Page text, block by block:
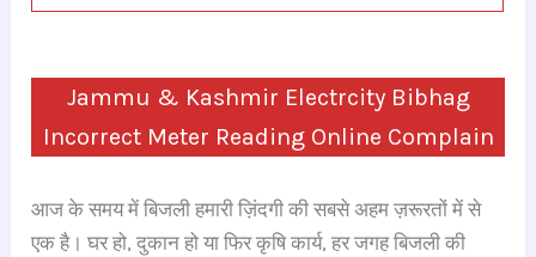
Jammu & Kashmir Electrcity Bibhag
Incorrect Meter Reading Online Complain
आज के समय में बिजली हमारी ज़िंदगी की सबसे अहम ज़रूरतों में से
एक है। घर हो, दुकान हो या फिर कृषि कार्य, हर जगह बिजली की